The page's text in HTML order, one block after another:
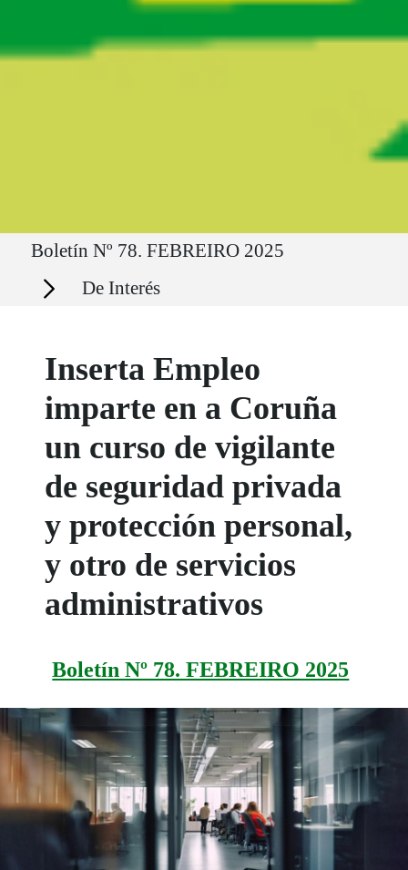
Ruta del sitio
Boletín Nº 78. FEBREIRO 2025
Secciones De Interés
Inserta Empleo
imparte en a Coruña
un curso de vigilante
de seguridad privada
y protección personal,
y otro de servicios
administrativos
Boletín Nº 78. FEBREIRO 2025